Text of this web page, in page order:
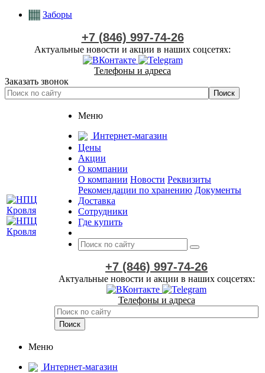
Заборы
+7 (846) 997-74-26
Актуальные новости и акции в наших соцсетях:
Телефоны и адреса
Заказать звонок
Меню
Интернет-магазин
Цены
Акции
О компании
О компании Новости Реквизиты
Рекомендации по хранению Документы
Доставка
Сотрудники
Где купить
+7 (846) 997-74-26
Актуальные новости и акции в наших соцсетях:
Телефоны и адреса
Меню
Интернет-магазин